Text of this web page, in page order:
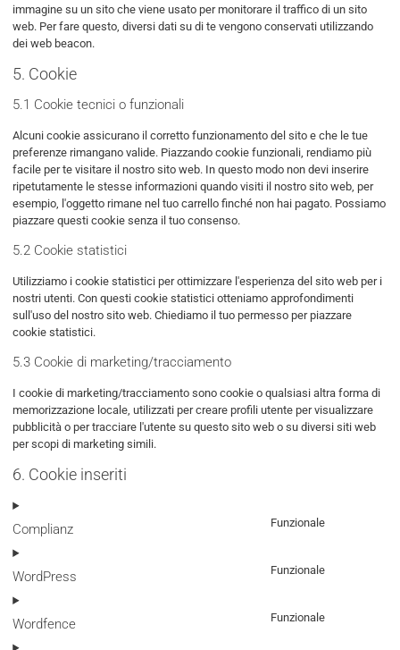
immagine su un sito che viene usato per monitorare il traffico di un sito
web. Per fare questo, diversi dati su di te vengono conservati utilizzando
dei web beacon.
5. Cookie
5.1 Cookie tecnici o funzionali
Alcuni cookie assicurano il corretto funzionamento del sito e che le tue
preferenze rimangano valide. Piazzando cookie funzionali, rendiamo più
facile per te visitare il nostro sito web. In questo modo non devi inserire
ripetutamente le stesse informazioni quando visiti il nostro sito web, per
esempio, l'oggetto rimane nel tuo carrello finché non hai pagato. Possiamo
piazzare questi cookie senza il tuo consenso.
5.2 Cookie statistici
Utilizziamo i cookie statistici per ottimizzare l'esperienza del sito web per i
nostri utenti. Con questi cookie statistici otteniamo approfondimenti
sull'uso del nostro sito web. Chiediamo il tuo permesso per piazzare
cookie statistici.
5.3 Cookie di marketing/tracciamento
I cookie di marketing/tracciamento sono cookie o qualsiasi altra forma di
memorizzazione locale, utilizzati per creare profili utente per visualizzare
pubblicità o per tracciare l'utente su questo sito web o su diversi siti web
per scopi di marketing simili.
6. Cookie inseriti
Complianz
Funzionale
WordPress
Funzionale
Wordfence
Funzionale